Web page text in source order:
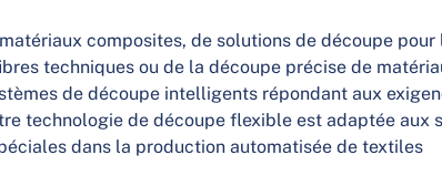
composites, de solutions de découpe pour
techniques ou de la découpe précise de
de découpe intelligents répondant aux
technologie de découpe flexible est adaptée aux
dans la production automatisée de textiles